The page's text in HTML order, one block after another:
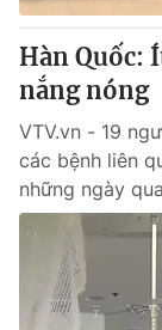
VTV4
VTV9
Liên hệ tòa
THỜI BÁO VTV
Hàn Quốc:
nắng nóng
VTV.vn - 19
các bệnh liên
những ngày